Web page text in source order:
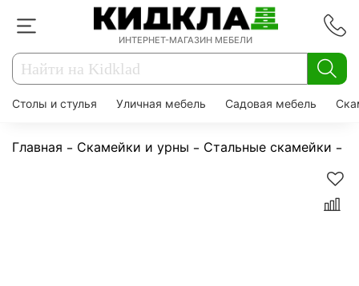
ИНТЕРНЕТ-МАГАЗИН МЕБЕЛИ
Столы и стулья Уличная мебель Садовая мебель
Главная Скамейки и урны Стальные скамейки